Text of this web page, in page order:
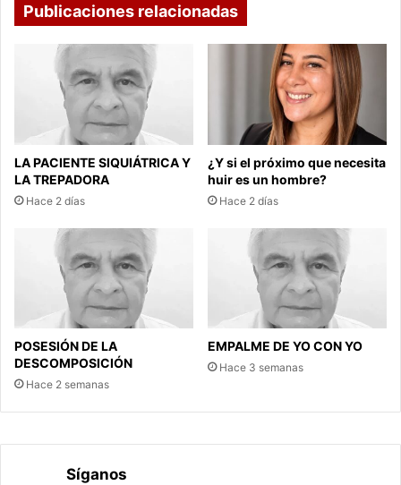
Publicaciones relacionadas
LA PACIENTE SIQUIÁTRICA Y
LA TREPADORA
Hace 2 días
¿Y si el próximo que necesita
huir es un hombre?
Hace 2 días
POSESIÓN DE LA
DESCOMPOSICIÓN
Hace 2 semanas
EMPALME DE YO CON YO
Hace 3 semanas
Síganos